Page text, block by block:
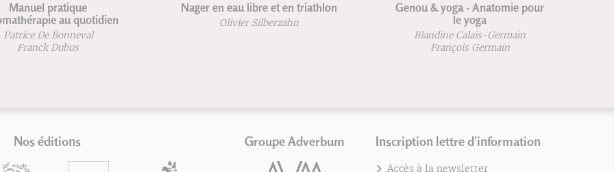
au quotidien
Bonneval
Dubus
Nager en eau libre et en triathlon
Olivier Silberzahn
Genou & yoga - Anatomie pour
Blandine Calais-Germain
François Germain
Nos éditions Groupe Adverbum Inscription lettre d'information
Accès à la newsletter